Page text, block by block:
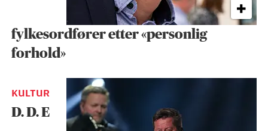
fylkesordfører etter «personlig
forhold»
KULTUR
D. D. E